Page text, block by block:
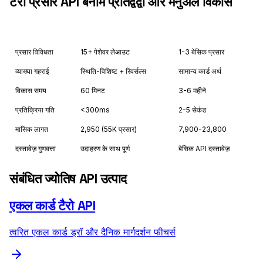
प्रसार विविधता 15+ पेशेवर लेआउट 1-3 बेसिक प्रसार
व्याख्या गहराई स्थिति-विशिष्ट + रिवर्सल्स सामान्य कार्ड अर्थ
विकास समय 60 मिनट 3-6 महीने
प्रतिक्रिया गति <300ms 2-5 सेकंड
मासिक लागत ₹2,950 (55K प्रसार) ₹7,900-23,800
दस्तावेज़ गुणवत्ता उदाहरण के साथ पूर्ण बेसिक API दस्तावेज़
संबंधित ज्योतिष API उत्पाद
एकल कार्ड टैरो API
त्वरित एकल कार्ड ड्रॉ और दैनिक मार्गदर्शन फीचर्स